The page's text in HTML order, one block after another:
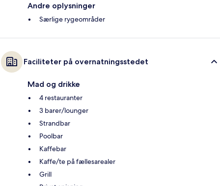
Andre oplysninger
Særlige rygeområder
Faciliteter på overnatningsstedet
Mad og drikke
4 restauranter
3 barer/lounger
Strandbar
Poolbar
Kaffebar
Kaffe/te på fællesarealer
Grill